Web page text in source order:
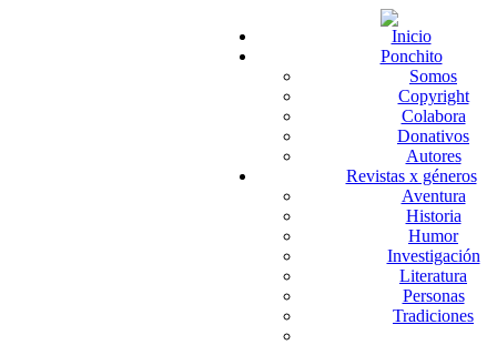
Inicio
Ponchito
Somos
Copyright
Colabora
Donativos
Autores
Revistas x géneros
Aventura
Historia
Humor
Investigación
Literatura
Personas
Tradiciones